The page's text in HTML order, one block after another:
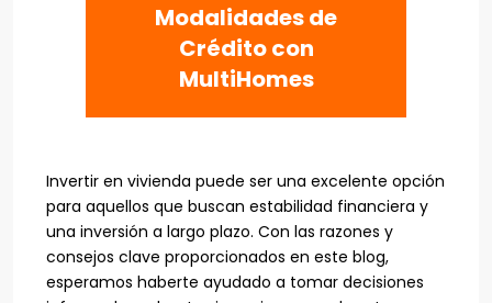
Modalidades de
Crédito con
MultiHomes
Invertir en vivienda puede ser una excelente opción
para aquellos que buscan estabilidad financiera y
una inversión a largo plazo. Con las razones y
consejos clave proporcionados en este blog,
esperamos haberte ayudado a tomar decisiones